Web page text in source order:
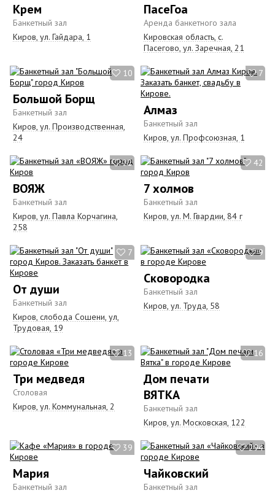
Крем
Банкетный зал
Киров, ул. Гайдара, 1
ПасеГоа
Аренда банкетного зала
Кировская область, с.
Пасегово, ул. Заречная, 21
10
Большой Борщ
Банкетный зал
Киров, ул. Производственная,
24
7
Алмаз
Банкетный зал
Киров, ул. Профсоюзная, 1
22
ВОЯЖ
Банкетный зал
Киров, ул. Павла Корчагина,
258
42
7 холмов
Банкетный зал
Киров, ул. М. Гвардии, 84 г
7
От души
Банкетный зал
Киров, слобода Сошени, ул,
Трудовая, 19
9
Сковородка
Банкетный зал
Киров, ул. Труда, 58
13
Три медведя
Столовая
Киров, yл. Коммунальная, 2
16
Дом печати
ВЯТКА
Банкетный зал
Киров, ул. Московская, 122
39
Мария
Банкетный зал
294
Чайковский
Банкетный зал